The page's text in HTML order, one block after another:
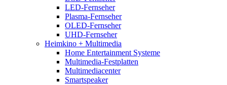
LED-Fernseher
Plasma-Fernseher
OLED-Fernseher
UHD-Fernseher
Heimkino + Multimedia
Home Entertainment Systeme
Multimedia-Festplatten
Multimediacenter
Smartspeaker